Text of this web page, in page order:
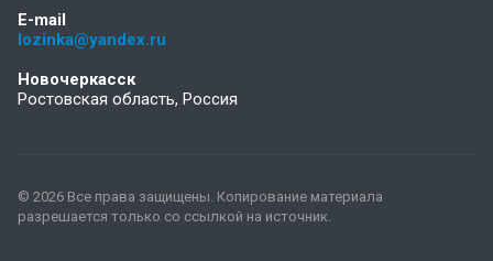
E-mail
lozinka@yandex.ru
Новочеркасск
Ростовская область, Россия
© 2026 Все права защищены. Копирование материала
разрешается только со ссылкой на источник.